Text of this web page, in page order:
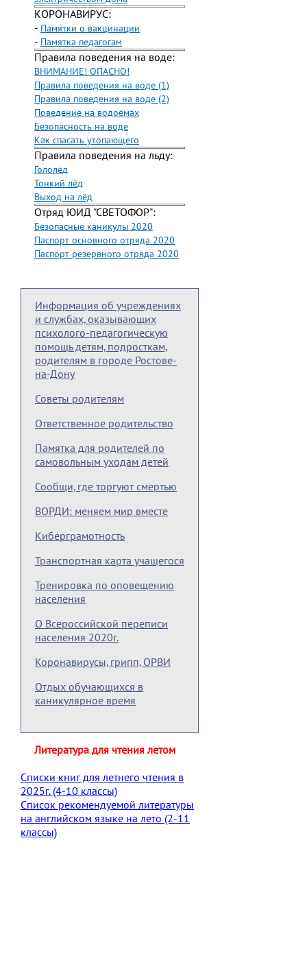
КОРОНАВИРУС:
- Памятки о вакцинации
- Памятка педагогам
Правила поведения на воде:
ВНИМАНИЕ! ОПАСНО!
Правила поведения на воде (1)
Правила поведения на воде (2)
Поведение на водоёмах
Безопасность на воде
Как спасать утопающего
Правила поведения на льду:
Гололёд
Тонкий лёд
Выход на лёд
Отряд ЮИД "СВЕТОФОР":
Безопасные каникулы 2020
Паспорт основного отряда 2020
Паспорт резервного отряда 2020
Информация об учреждениях
и службах, оказывающих
психолого-педагогическую
помощь детям, подросткам,
родителям в городе Ростове-
на-Дону
Советы родителям
Ответственное родительство
Памятка для родителей по
самовольным уходам детей
Сообщи, где торгуют смертью
ВОРДИ: меняем мир вместе
Киберграмотность
Транспортная карта учащегося
Тренировка по оповещению
населения
О Всероссийской переписи
населения 2020г.
Коронавирусы, грипп, ОРВИ
Отдых обучающихся в
каникулярное время
Литература для чтения летом
Списки книг для летнего чтения в
2025г. (4-10 классы)
Список рекомендуемой литературы
на английском языке на лето (2-11
классы)